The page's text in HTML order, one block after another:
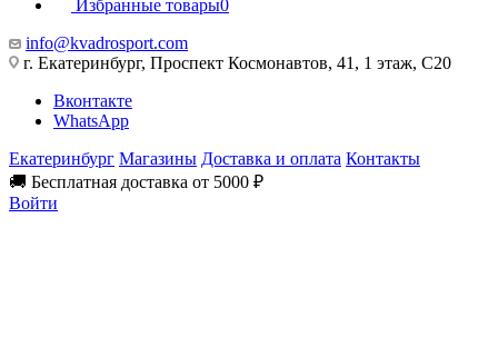
Избранные товары0
info@kvadrosport.com
г. Екатеринбург, Проспект Космонавтов, 41, 1 этаж, С20
Вконтакте
WhatsApp
Екатеринбург Магазины Доставка и оплата Контакты
🚚 Бесплатная доставка от 5000 ₽
Войти